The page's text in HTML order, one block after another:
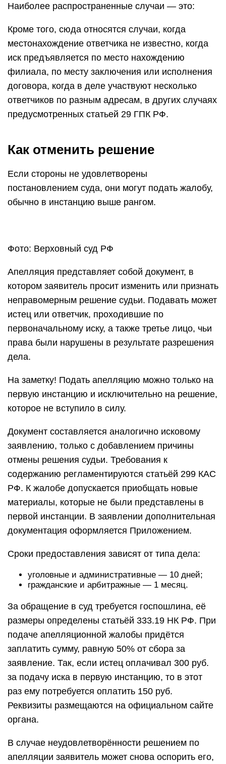
Наиболее распространенные случаи — это:
Кроме того, сюда относятся случаи, когда
местонахождение ответчика не известно, когда
иск предъявляется по место нахождению
филиала, по месту заключения или исполнения
договора, когда в деле участвуют несколько
ответчиков по разным адресам, в других случаях
предусмотренных статьей 29 ГПК РФ.
Как отменить решение
Если стороны не удовлетворены
постановлением суда, они могут подать жалобу,
обычно в инстанцию выше рангом.
Фото: Верховный суд РФ
Апелляция представляет собой документ, в
котором заявитель просит изменить или признать
неправомерным решение судьи. Подавать может
истец или ответчик, проходившие по
первоначальному иску, а также третье лицо, чьи
права были нарушены в результате разрешения
дела.
На заметку! Подать апелляцию можно только на
первую инстанцию и исключительно на решение,
которое не вступило в силу.
Документ составляется аналогично исковому
заявлению, только с добавлением причины
отмены решения судьи. Требования к
содержанию регламентируются статьёй 299 КАС
РФ. К жалобе допускается приобщать новые
материалы, которые не были представлены в
первой инстанции. В заявлении дополнительная
документация оформляется Приложением.
Сроки предоставления зависят от типа дела:
уголовные и административные — 10 дней;
гражданские и арбитражные — 1 месяц.
За обращение в суд требуется госпошлина, её
размеры определены статьёй 333.19 НК РФ. При
подаче апелляционной жалобы придётся
заплатить сумму, равную 50% от сбора за
заявление. Так, если истец оплачивал 300 руб.
за подачу иска в первую инстанцию, то в этот
раз ему потребуется оплатить 150 руб.
Реквизиты размещаются на официальном сайте
органа.
В случае неудовлетворённости решением по
апелляции заявитель может снова оспорить его,